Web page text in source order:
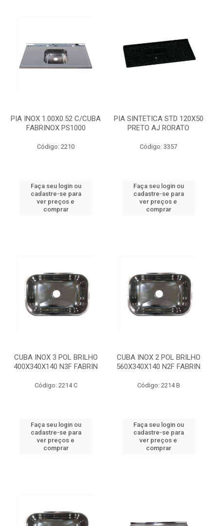
PIA INOX 1.00X0.52 C/CUBA
FABRINOX PS1000
Código: 2210
Faça seu login ou
cadastre-se para
ver preços e
comprar
PIA SINTETICA STD 120X50
PRETO AJ RORATO
Código: 3357
Faça seu login ou
cadastre-se para
ver preços e
comprar
CUBA INOX 3 POL BRILHO
400X340X140 N3F FABRIN
Código: 2214 C
Faça seu login ou
cadastre-se para
ver preços e
comprar
CUBA INOX 2 POL BRILHO
560X340X140 N2F FABRIN
Código: 2214 B
Faça seu login ou
cadastre-se para
ver preços e
comprar